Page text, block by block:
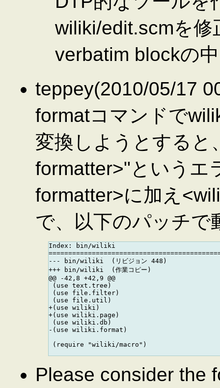
wiliki/edit.scmを
verbatim blockの
teppey(2010/05/17
formatコマンドで
変換しようとすると
formatter>"というエ
formatter>に加え
で、以下のパッチで
Index: bin/wiliki
--- bin/wiliki  (リビジョン 448)
+++ bin/wiliki  (作業コピー)
@@ -42,8 +42,9 @@
(use text.tree)
(use file.filter)
(use file.util)
+(use wiliki)
+(use wiliki.page)
(use wiliki.db)
-(use wiliki.format)
(require "wiliki/macro")
Please consider the